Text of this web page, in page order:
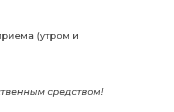
(утром и
средством!